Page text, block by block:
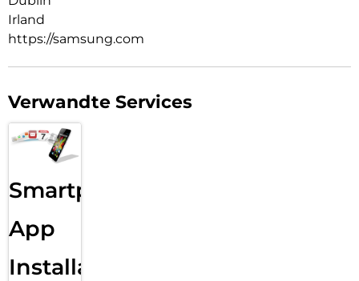
Irland
https://samsung.com
Verwandte Services
Smartphone
App
Installation